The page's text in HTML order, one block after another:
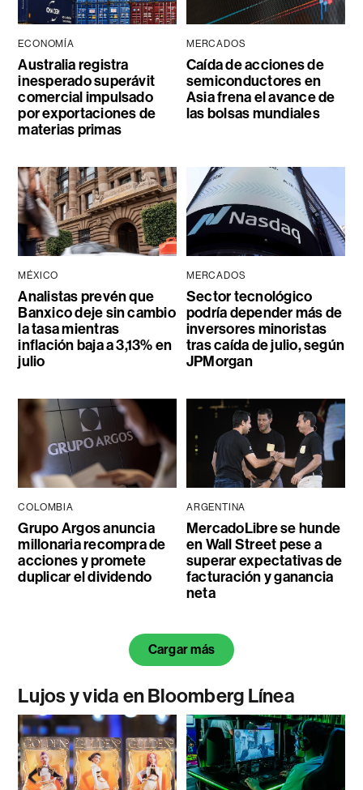
ECONOMÍA
Australia registra
inesperado superávit
comercial impulsado
por exportaciones de
materias primas
MERCADOS
Caída de acciones de
semiconductores en
Asia frena el avance de
las bolsas mundiales
MÉXICO
Analistas prevén que
Banxico deje sin cambio
la tasa mientras
inflación baja a 3,13% en
julio
MERCADOS
Sector tecnológico
podría depender más de
inversores minoristas
tras caída de julio, según
JPMorgan
COLOMBIA
Grupo Argos anuncia
millonaria recompra de
acciones y promete
duplicar el dividendo
ARGENTINA
MercadoLibre se hunde
en Wall Street pese a
superar expectativas de
facturación y ganancia
neta
Cargar más
Lujos y vida en Bloomberg Línea